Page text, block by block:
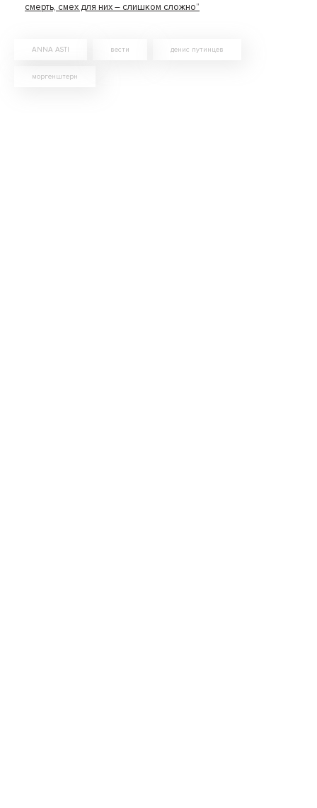
смерть, смех для них – слишком сложно”
ANNA ASTI вести денис путинцев
моргенштерн